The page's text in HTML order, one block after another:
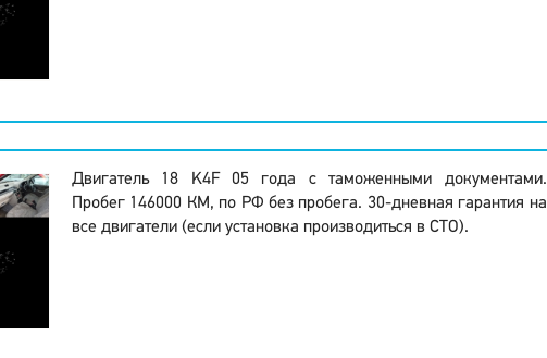
Двигатель 18 K4F 05 года с таможенными документами.
Пробег 146000 КМ, по РФ без пробега. 30-дневная гарантия на
все двигатели (если установка производиться в СТО).